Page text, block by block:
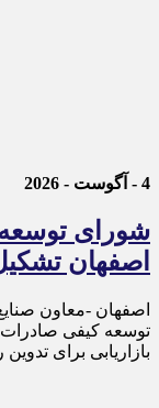
4 - آگوست - 2026
شورای
اصفهان
اصفهان -معاون
توسعه کیفی
بازاریابی برای